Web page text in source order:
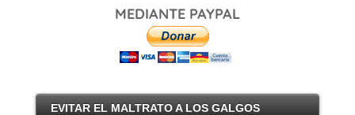
MEDIANTE PAYPAL
EVITAR EL MALTRATO A LOS GALGOS